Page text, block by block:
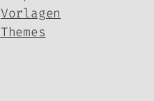
Vorlagen
Themes